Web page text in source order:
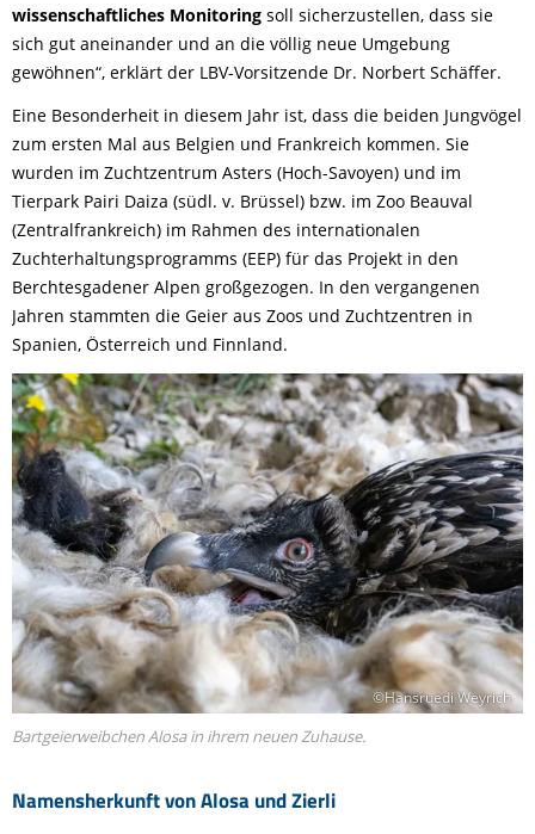
wissenschaftliches Monitoring soll sicherzustellen, dass sie
sich gut aneinander und an die völlig neue Umgebung
gewöhnen“, erklärt der LBV-Vorsitzende Dr. Norbert Schäffer.
Eine Besonderheit in diesem Jahr ist, dass die beiden Jungvögel
zum ersten Mal aus Belgien und Frankreich kommen. Sie
wurden im Zuchtzentrum Asters (Hoch-Savoyen) und im
Tierpark Pairi Daiza (südl. v. Brüssel) bzw. im Zoo Beauval
(Zentralfrankreich) im Rahmen des internationalen
Zuchterhaltungsprogramms (EEP) für das Projekt in den
Berchtesgadener Alpen großgezogen. In den vergangenen
Jahren stammten die Geier aus Zoos und Zuchtzentren in
Spanien, Österreich und Finnland.
Namensherkunft von Alosa und Zierli
©Hansruedi Weyrich
Bartgeierweibchen Alosa in ihrem neuen Zuhause.